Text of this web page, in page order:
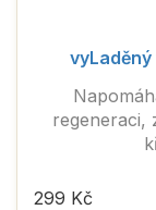
regeneraci,
299 Kč